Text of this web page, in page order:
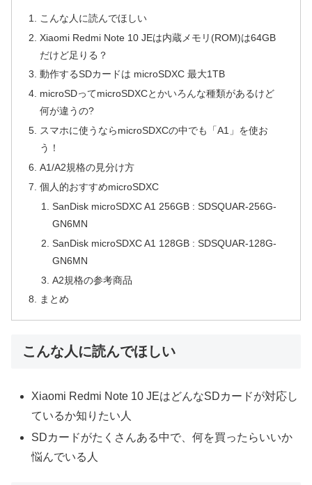
こんな人に読んでほしい
Xiaomi Redmi Note 10 JEは内蔵メモリ(ROM)は64GB
だけど足りる？
動作するSDカードは microSDXC 最大1TB
microSDってmicroSDXCとかいろんな種類があるけど
何が違うの?
スマホに使うならmicroSDXCの中でも「A1」を使お
う！
A1/A2規格の見分け方
個人的おすすめmicroSDXC
SanDisk microSDXC A1 256GB : SDSQUAR-256G-
GN6MN
SanDisk microSDXC A1 128GB : SDSQUAR-128G-
GN6MN
A2規格の参考商品
まとめ
こんな人に読んでほしい
Xiaomi Redmi Note 10 JEはどんなSDカードが対応し
ているか知りたい人
SDカードがたくさんある中で、何を買ったらいいか
悩んでいる人